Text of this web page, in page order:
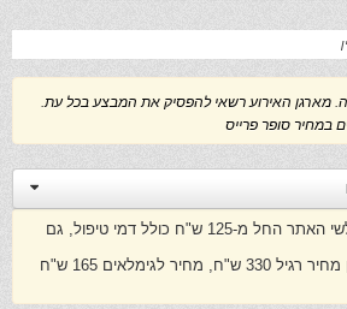
מארגן האירוע רשאי להפסיק את המבצע בכל עת.
במחיר סופר פרייס
סופר פרייס לכל הגולשי האתר החל מ-125 ש"ח כולל דמי טיפול, גם
למידע בלבד: בתיאטרון מחיר רגיל 330 ש"ח, מחיר לגימלאים 165 ש"ח